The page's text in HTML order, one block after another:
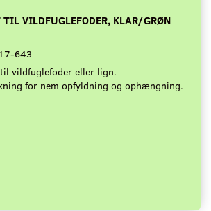
TIL VILDFUGLEFODER, KLAR/GRØN
643
vildfuglefoder eller lign.
for nem opfyldning og ophængning.